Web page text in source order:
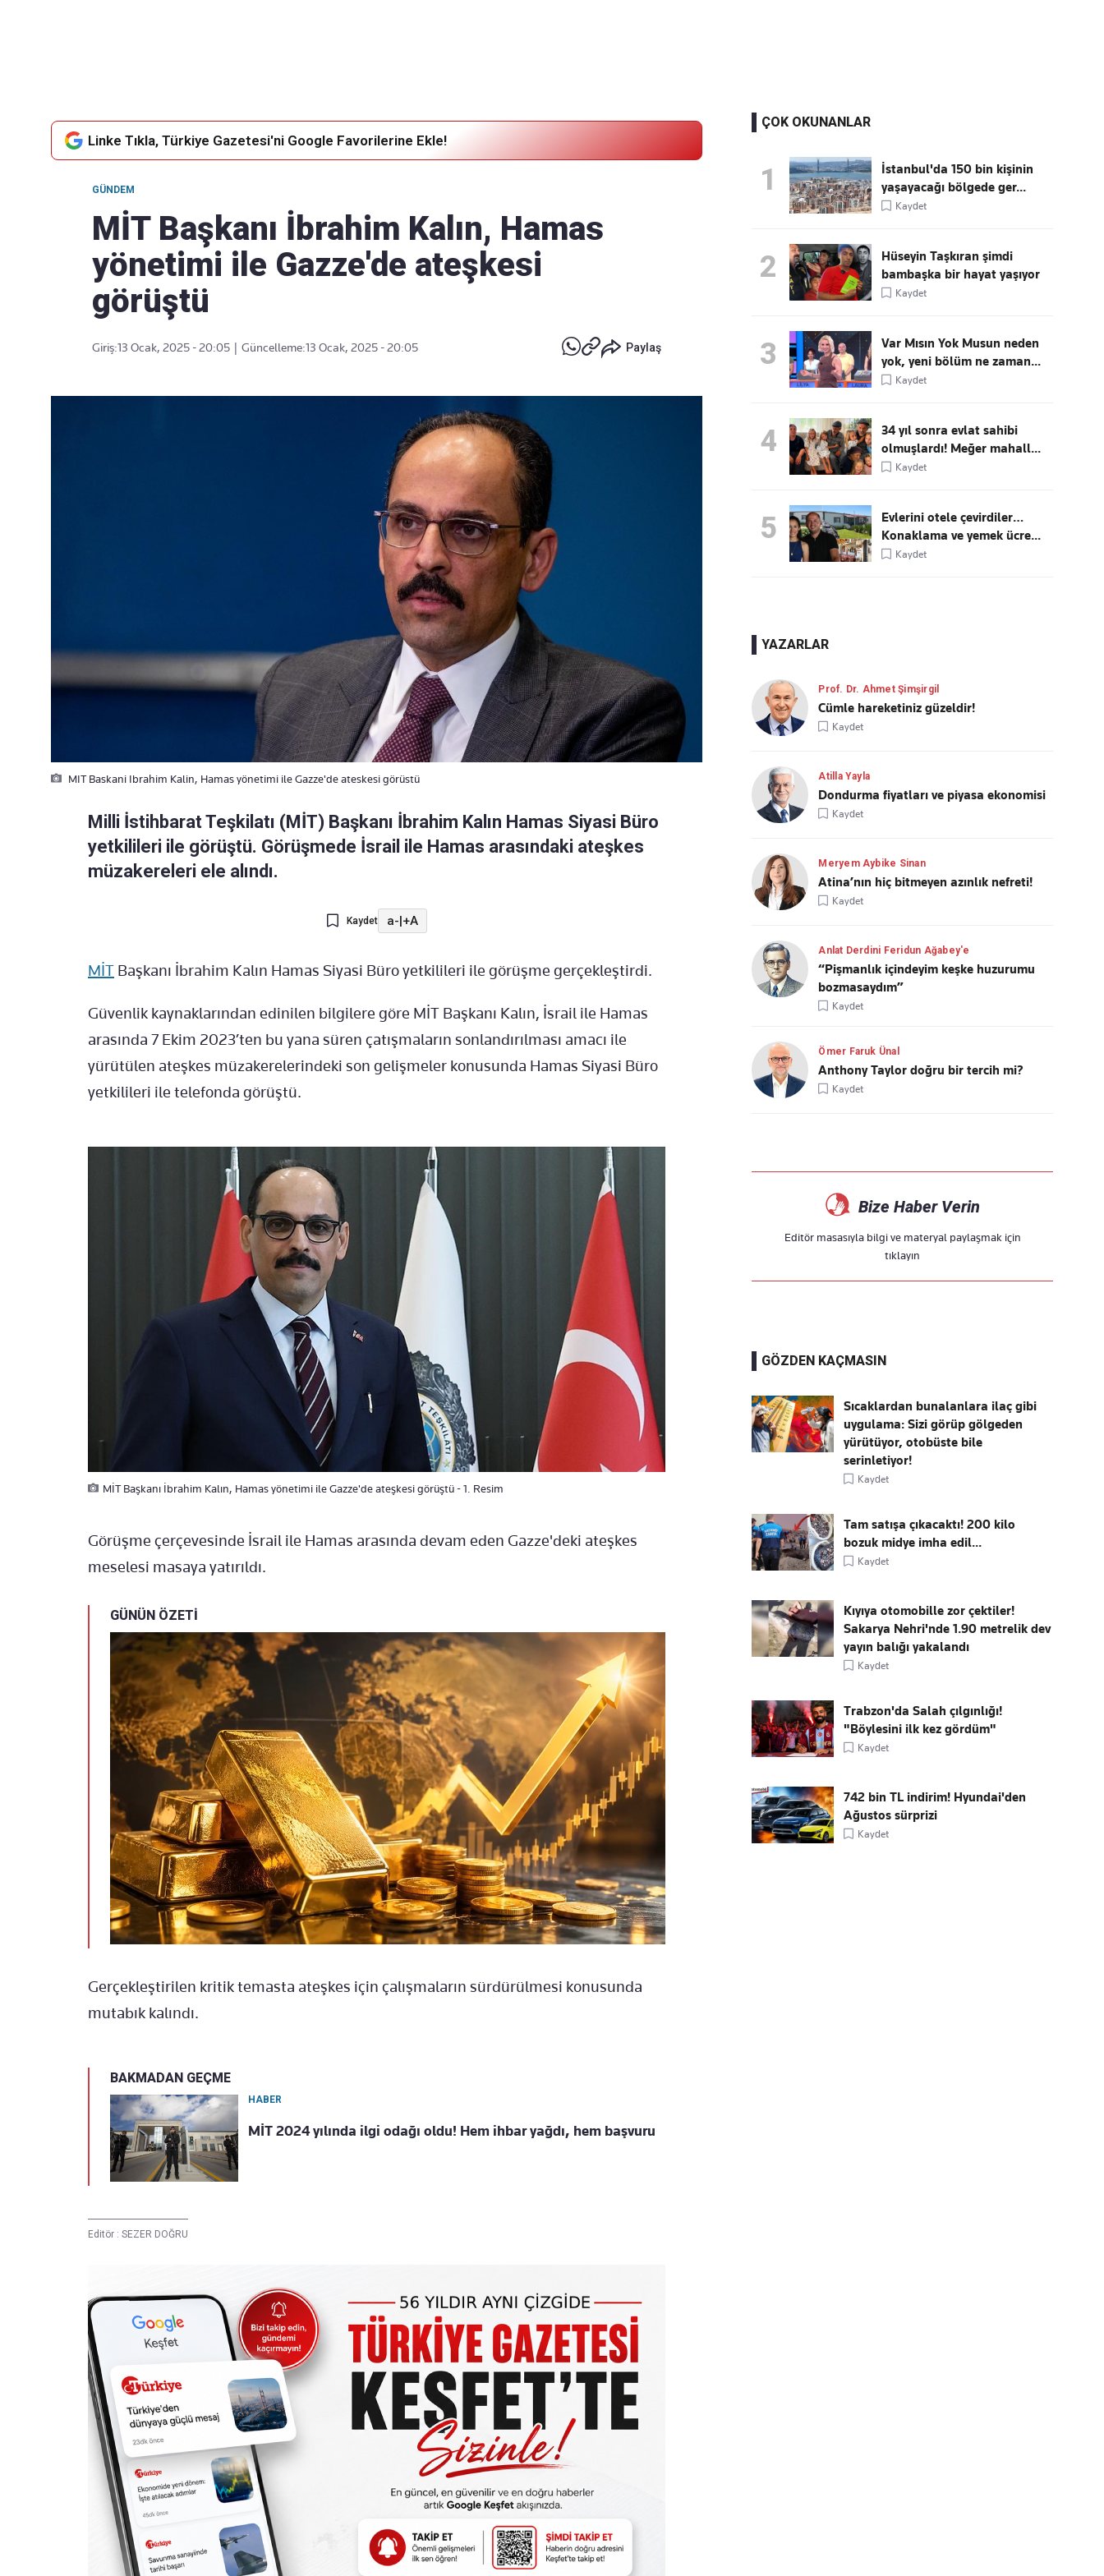
Linke Tıkla, Türkiye Gazetesi'ni Google Favorilerine Ekle!
GÜNDEM
MİT Başkanı İbrahim Kalın, Hamas
yönetimi ile Gazze'de ateşkesi
görüştü
Giriş:13 Ocak, 2025 - 20:05 Güncelleme:13 Ocak, 2025 - 20:05 Paylaş
MIT Baskani Ibrahim Kalin, Hamas yönetimi ile Gazze'de ateskesi görüstü
Milli İstihbarat Teşkilatı (MİT) Başkanı İbrahim Kalın Hamas Siyasi Büro
yetkilileri ile görüştü. Görüşmede İsrail ile Hamas arasındaki ateşkes
müzakereleri ele alındı.
Kaydet a-|+A
MİT Başkanı İbrahim Kalın Hamas Siyasi Büro yetkilileri ile görüşme gerçekleştirdi.
Güvenlik kaynaklarından edinilen bilgilere göre MİT Başkanı Kalın, İsrail ile Hamas
arasında 7 Ekim 2023’ten bu yana süren çatışmaların sonlandırılması amacı ile
yürütülen ateşkes müzakerelerindeki son gelişmeler konusunda Hamas Siyasi Büro
yetkilileri ile telefonda görüştü.
MİT Başkanı İbrahim Kalın, Hamas yönetimi ile Gazze'de ateşkesi görüştü - 1. Resim
Görüşme çerçevesinde İsrail ile Hamas arasında devam eden Gazze'deki ateşkes
meselesi masaya yatırıldı.
GÜNÜN ÖZETİ
Gerçekleştirilen kritik temasta ateşkes için çalışmaların sürdürülmesi konusunda
mutabık kalındı.
BAKMADAN GEÇME
HABER
MİT 2024 yılında ilgi odağı oldu! Hem ihbar yağdı, hem başvuru
Editör : SEZER DOĞRU
ÇOK OKUNANLAR
1
İstanbul'da 150 bin kişinin
yaşayacağı bölgede ger...
Kaydet
2
Hüseyin Taşkıran şimdi
bambaşka bir hayat yaşıyor
Kaydet
3
Var Mısın Yok Musun neden
yok, yeni bölüm ne zaman...
Kaydet
4
34 yıl sonra evlat sahibi
olmuşlardı! Meğer mahall...
Kaydet
5
Evlerini otele çevirdiler…
Konaklama ve yemek ücre...
Kaydet
YAZARLAR
Prof. Dr. Ahmet Şimşirgil
Cümle hareketiniz güzeldir!
Kaydet
Atilla Yayla
Dondurma fiyatları ve piyasa ekonomisi
Kaydet
Meryem Aybike Sinan
Atina’nın hiç bitmeyen azınlık nefreti!
Kaydet
Anlat Derdini Feridun Ağabey'e
“Pişmanlık içindeyim keşke huzurumu
bozmasaydım”
Kaydet
Ömer Faruk Ünal
Anthony Taylor doğru bir tercih mi?
Kaydet
Bize Haber Verin
Editör masasıyla bilgi ve materyal paylaşmak için
tıklayın
GÖZDEN KAÇMASIN
Sıcaklardan bunalanlara ilaç gibi
uygulama: Sizi görüp gölgeden
yürütüyor, otobüste bile
serinletiyor!
Kaydet
Tam satışa çıkacaktı! 200 kilo
bozuk midye imha edil...
Kaydet
Kıyıya otomobille zor çektiler!
Sakarya Nehri'nde 1.90 metrelik dev
yayın balığı yakalandı
Kaydet
Trabzon'da Salah çılgınlığı!
"Böylesini ilk kez gördüm"
Kaydet
742 bin TL indirim! Hyundai'den
Ağustos sürprizi
Kaydet